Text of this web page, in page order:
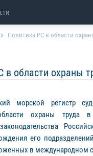
Политика РС в области
в области охраны
морской регистр
охраны труда в
его
в международном